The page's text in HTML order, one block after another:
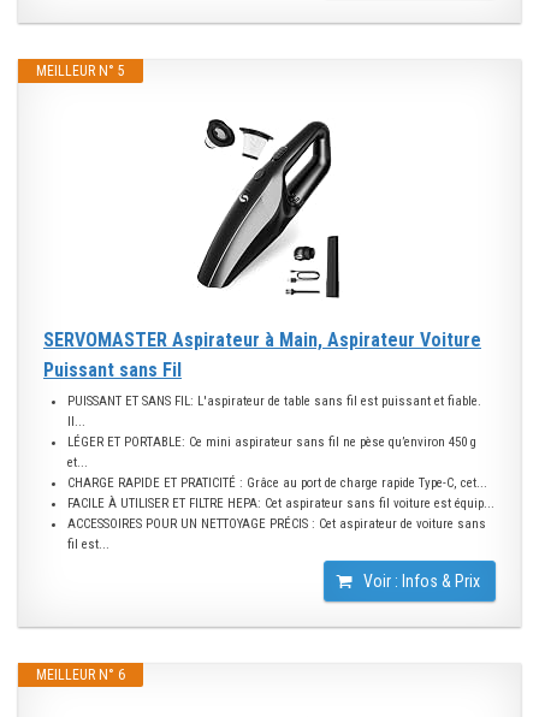
MEILLEUR N° 5
SERVOMASTER Aspirateur à Main, Aspirateur Voiture
Puissant sans Fil
PUISSANT ET SANS FIL: L'aspirateur de table sans fil est puissant et fiable.
Il...
LÉGER ET PORTABLE: Ce mini aspirateur sans fil ne pèse qu’environ 450 g
et...
CHARGE RAPIDE ET PRATICITÉ : Grâce au port de charge rapide Type-C, cet...
FACILE À UTILISER ET FILTRE HEPA: Cet aspirateur sans fil voiture est équip...
ACCESSOIRES POUR UN NETTOYAGE PRÉCIS : Cet aspirateur de voiture sans
fil est...
Voir : Infos & Prix
MEILLEUR N° 6